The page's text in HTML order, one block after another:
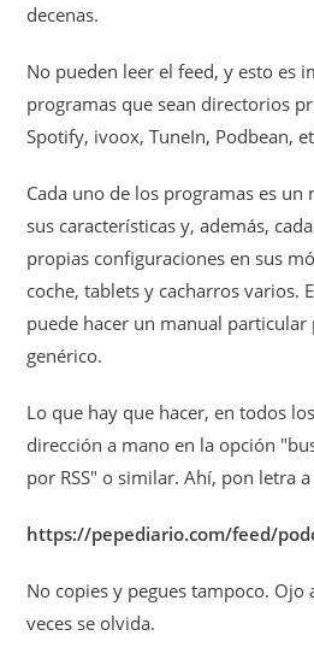
decenas.
No pueden leer el feed, y esto es
programas que sean directorios
Spotify, ivoox, TuneIn, Podbean,
Cada uno de los programas es un
sus características y, además,
propias configuraciones en sus
coche, tablets y cacharros varios.
puede hacer un manual particular
genérico.
Lo que hay que hacer, en todos
dirección a mano en la opción
por RSS" o similar. Ahí, pon letra
https://pepediario.com/feed/
No copies y pegues tampoco.
veces se olvida.